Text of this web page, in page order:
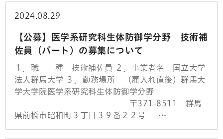
2024.08.29
【公募】医学系研究科生体防御学分野 技術補
佐員（パート）の募集について
１．職 種 技術補佐員 ２．事業者名 国立大学
法人群馬大学 ３．勤務場所 （雇入れ直後）群馬大
学大学院医学系研究科生体防御学分野
〒371-8511 群馬
県前橋市昭和町３丁目３９番２２号 …